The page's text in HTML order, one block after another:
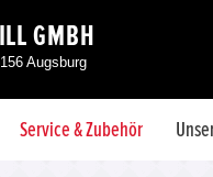
GMBH
Augsburg
Service & Zubehör